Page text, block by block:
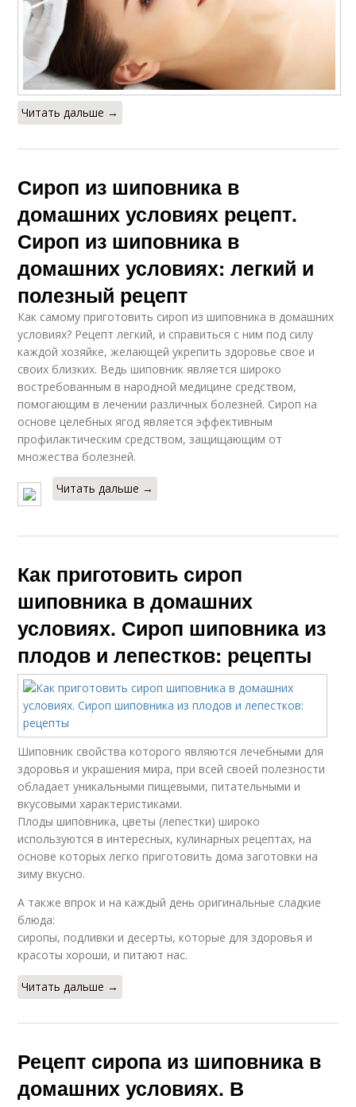
Читать дальше →
Сироп из шиповника в
домашних условиях рецепт.
Сироп из шиповника в
домашних условиях: легкий и
полезный рецепт
Как самому приготовить сироп из шиповника в домашних
условиях? Рецепт легкий, и справиться с ним под силу
каждой хозяйке, желающей укрепить здоровье свое и
своих близких. Ведь шиповник является широко
востребованным в народной медицине средством,
помогающим в лечении различных болезней. Сироп на
основе целебных ягод является эффективным
профилактическим средством, защищающим от
множества болезней.
Читать дальше →
Как приготовить сироп
шиповника в домашних
условиях. Сироп шиповника из
плодов и лепестков: рецепты
Шиповник свойства которого являются лечебными для
здоровья и украшения мира, при всей своей полезности
обладает уникальными пищевыми, питательными и
вкусовыми характеристиками.
Плоды шиповника, цветы (лепестки) широко
используются в интересных, кулинарных рецептах, на
основе которых легко приготовить дома заготовки на
зиму вкусно.
А также впрок и на каждый день оригинальные сладкие
блюда:
сиропы, подливки и десерты, которые для здоровья и
красоты хороши, и питают нас.
Читать дальше →
Рецепт сиропа из шиповника в
домашних условиях. В